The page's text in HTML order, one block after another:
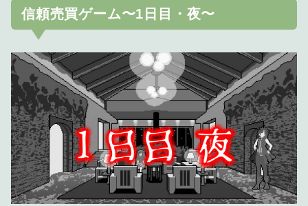
信頼売買ゲーム〜1日目・夜〜